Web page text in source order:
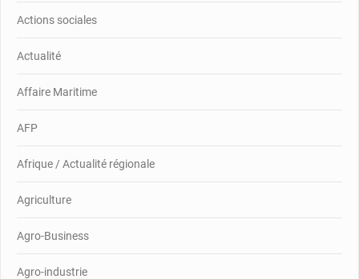
Actions sociales
Actualité
Affaire Maritime
AFP
Afrique / Actualité régionale
Agriculture
Agro-Business
Agro-industrie